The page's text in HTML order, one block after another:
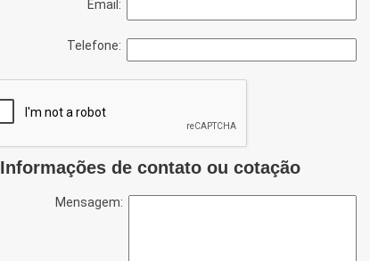
Email:
Telefone:
Informações de contato ou cotação
Mensagem: